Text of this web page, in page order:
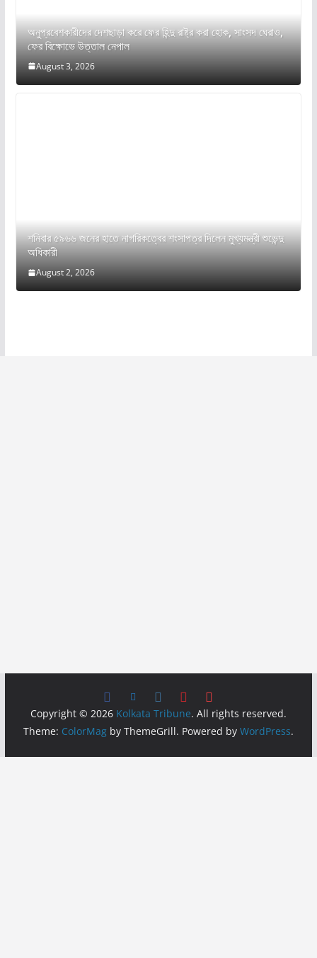
অনুপ্রবেশকারীদের দেশছাড়া করে ফের হিন্দু রাষ্ট্র করা হোক, সাংসদ ঘেরাও,
ফের বিক্ষোভে উত্তাল নেপাল
August 3, 2026
শনিবার ৫৯৬৬ জনের হাতে নাগরিকত্বের শংসাপত্র দিলেন মুখ্যমন্ত্রী শুভেন্দু
অধিকারী
August 2, 2026
Copyright © 2026 Kolkata Tribune. All rights reserved.
Theme: ColorMagby ThemeGrill. Powered by WordPress.